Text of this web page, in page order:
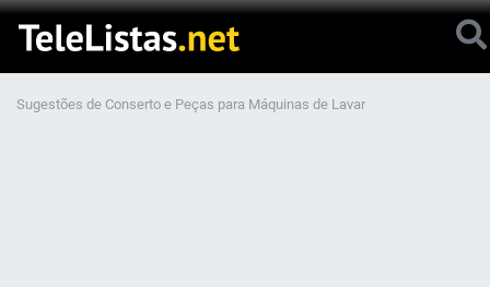
Sugestões de Conserto e Peças para Máquinas de Lavar